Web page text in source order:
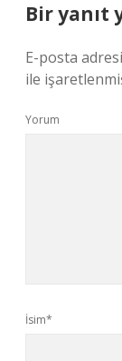
Bir yanıt
E-posta
ile
Yorum
İsim*